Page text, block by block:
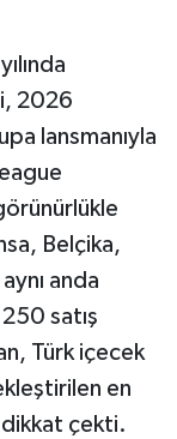
2026
lansmanıyla
Belçika,
anda
satış
Türk içecek
en
dikkat çekti.